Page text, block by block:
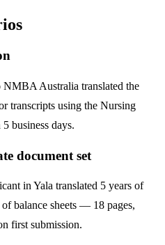
Australia translated the
transcripts using the Nursing
business days.
document set
in Yala translated 5 years of
balance sheets — 18 pages,
first submission.